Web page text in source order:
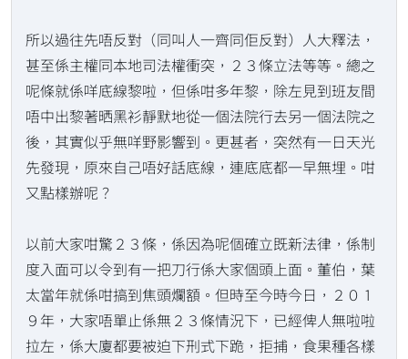
所以過往先唔反對（同叫人一齊同佢反對）人大釋法，
甚至係主權同本地司法權衝突，２３條立法等等。總之
呢條就係咩底線黎啦，但係咁多年黎，除左見到班友間
唔中出黎著晒黑衫靜默地從一個法院行去另一個法院之
後，其實似乎無咩野影響到。更甚者，突然有一日天光
先發現，原來自己唔好話底線，連底底都一早無埋。咁
又點樣辦呢？
以前大家咁驚２３條，係因為呢個確立既新法律，係制
度入面可以令到有一把刀行係大家個頭上面。董伯，葉
太當年就係咁搞到焦頭爛額。但時至今時今日，２０１
９年，大家唔單止係無２３條情況下，已經俾人無啦啦
拉左，係大廈都要被迫下刑式下跪，拒捕，食果種各樣